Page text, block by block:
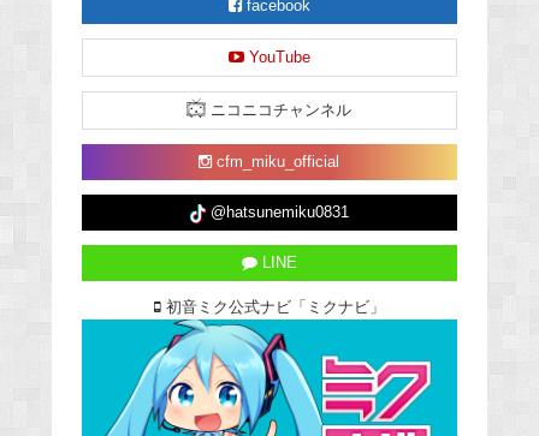
facebook
YouTube
ニコニコチャンネル
cfm_miku_official
@hatsunemiku0831
LINE
初音ミク公式ナビ「ミクナビ」